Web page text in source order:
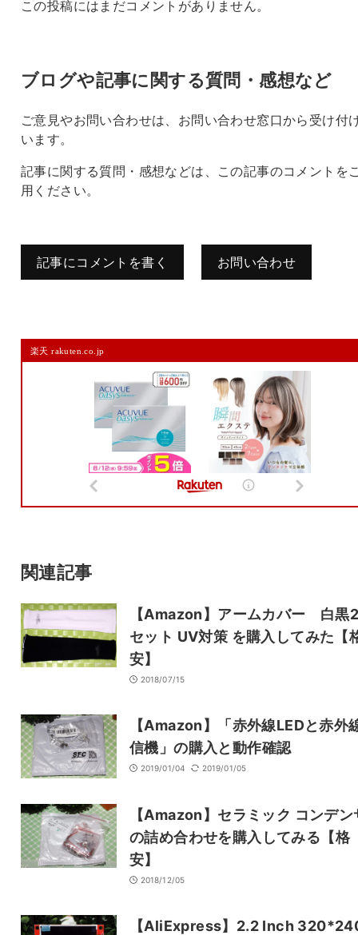
この投稿にはまだコメントがありません。
ブログや記事に関する質問・感想など
ご意見やお問い合わせは、お問い合わせ窓口から受け付
います。
記事に関する質問・感想などは、この記事のコメントを
用ください。
記事にコメントを書く お問い合わせ
メールアドレスは公開されません。
また、コメント欄には、必ず日本語を含めてください（スパム対策）。
サイト
楽天 rakuten.co.jp
関連記事
【Amazon】アームカバー 白黒
セット UV対策 を購入してみた【
安】
2018/07/15
【Amazon】「赤外線LEDと赤外
信機」の購入と動作確認
2019/01/04 2019/01/05
【Amazon】セラミック コンデン
の詰め合わせを購入してみる【格
安】
2018/12/05
【AliExpress】2.2 Inch